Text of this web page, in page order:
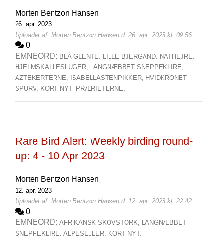
Morten Bentzon Hansen
26. apr. 2023
Uploadet af: Morten Bentzon Hansen d. 26. apr. 2023 kl. 09:56
0
EMNEORD: BLÅ GLENTE, LILLE BJERGAND, NATHEJRE,
HJELMSKALLESLUGER, LANGNÆBBET SNEPPEKLIRE,
AZTEKERTERNE,
ISABELLASTENPIKKER, HVIDKRONET
SPURV, KORT NYT, PRÆRIETERNE,
Rare Bird Alert: Weekly birding round-
up: 4 - 10 Apr 2023
Morten Bentzon Hansen
12. apr. 2023
Uploadet af: Morten Bentzon Hansen d. 12. apr. 2023 kl. 22:42
0
EMNEORD: AFRIKANSK SKOVSTORK, LANGNÆBBET
SNEPPEKLIRE, ALPESEJLER, KORT NYT,